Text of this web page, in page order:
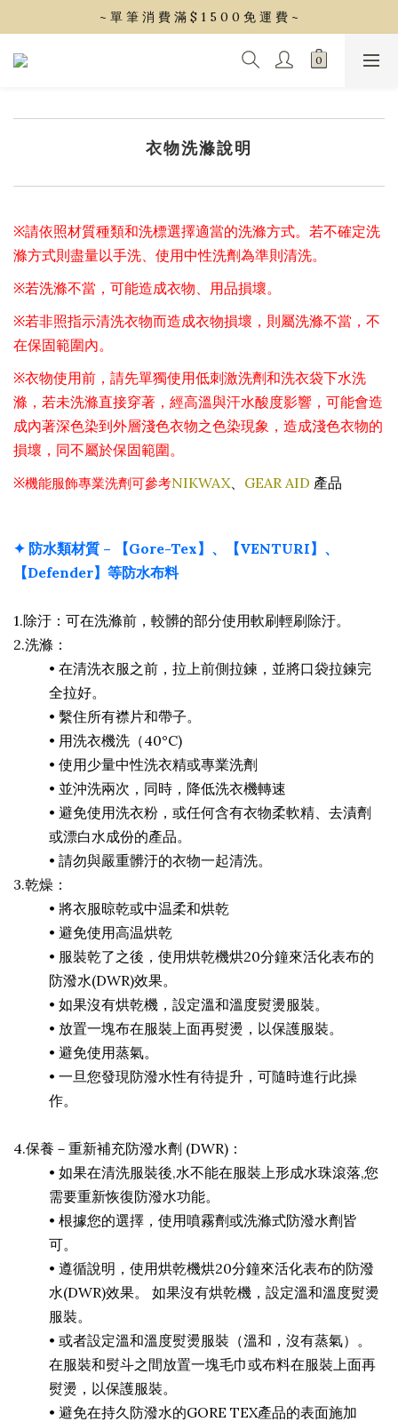
~ 單 筆 消 費 滿 $ 1 5 0 0 免 運 費 ~
~ 單 筆 消 費 滿 $ 1 5 0 0 免 運 費 ~
會 員 享 2% 點 數 回 饋 (1點=1元)
衣物洗滌說明
※請依照材質種類和洗標選擇適當的洗滌方式。若不確定洗
滌方式則盡量以手洗、使用中性洗劑為準則清洗。
※若洗滌不當，可能造成衣物、用品損壞。
※若非照指示清洗衣物而造成衣物損壞，則屬洗滌不當，不
在保固範圍內。
※衣物使用前，請先單獨使用低刺激洗劑和洗衣袋下水洗
滌，若未洗滌直接穿著，經高溫與汗水酸度影響，可能會造
成內著深色染到外層淺色衣物之色染現象，造成淺色衣物的
損壞，同不屬於保固範圍。
※機能服飾專業洗劑可參考NIKWAX、 GEAR AID 產品
✦ 防水類材質 – 【Gore-Tex】、【VENTURI】、
【Defender】等防水布料
1.除汙：可在洗滌前，較髒的部分使用軟刷輕刷除汙。
2.洗滌：
• 在清洗衣服之前，拉上前側拉鍊，並將口袋拉鍊完
全拉好。
• 繫住所有襟片和帶子。
• 用洗衣機洗（40°C)
• 使用少量中性洗衣精或專業洗劑
• 並沖洗兩次，同時，降低洗衣機轉速
• 避免使用洗衣粉，或任何含有衣物柔軟精、去漬劑
或漂白水成份的產品。
• 請勿與嚴重髒汙的衣物一起清洗。
3.乾燥：
• 將衣服晾乾或中温柔和烘乾
• 避免使用高温烘乾
• 服裝乾了之後，使用烘乾機烘20分鐘來活化表布的
防潑水(DWR)效果。
• 如果沒有烘乾機，設定溫和溫度熨燙服裝。
• 放置一塊布在服裝上面再熨燙，以保護服裝。
• 避免使用蒸氣。
• 一旦您發現防潑水性有待提升，可隨時進行此操
作。
4.保養－重新補充防潑水劑 (DWR)：
• 如果在清洗服裝後,水不能在服裝上形成水珠滾落,您
需要重新恢復防潑水功能。
• 根據您的選擇，使用噴霧劑或洗滌式防潑水劑皆
可。
• 遵循說明，使用烘乾機烘20分鐘來活化表布的防潑
水(DWR)效果。 如果沒有烘乾機，設定溫和溫度熨燙
服裝。
• 或者設定溫和溫度熨燙服裝（溫和，沒有蒸氣）。
在服裝和熨斗之間放置一塊毛巾或布料在服裝上面再
熨燙，以保護服裝。
• 避免在持久防潑水的GORE TEX產品的表面施加